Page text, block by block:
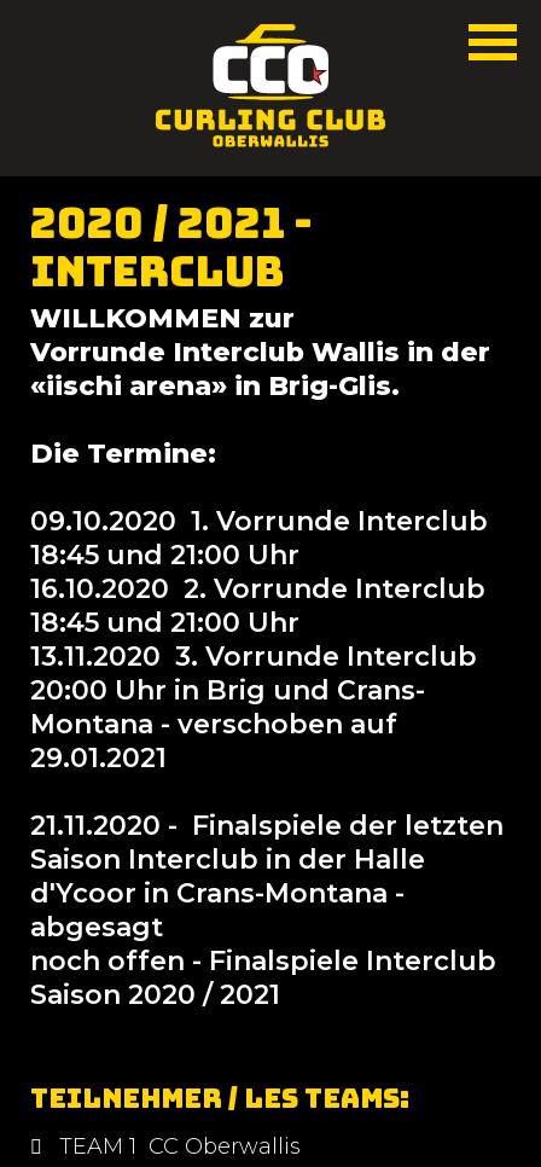
2020 / 2021 -
Interclub
WILLKOMMEN zur
Vorrunde Interclub Wallis in der
«iischi arena» in Brig-Glis.
Die Termine:
09.10.2020 1. Vorrunde Interclub
18:45 und 21:00 Uhr
16.10.2020 2. Vorrunde Interclub
18:45 und 21:00 Uhr
13.11.2020 3. Vorrunde Interclub
20:00 Uhr in Brig und Crans-
Montana - verschoben auf
29.01.2021
21.11.2020 - Finalspiele der letzten
Saison Interclub in der Halle
d'Ycoor in Crans-Montana -
abgesagt
noch offen - Finalspiele Interclub
Saison 2020 / 2021
Teilnehmer / les teams:
TEAM 1 CC Oberwallis